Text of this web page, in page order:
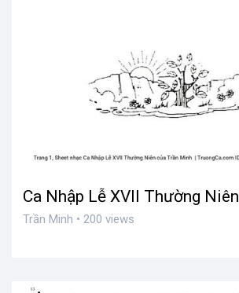
Ca Nhập Lễ XVII Thường Niên
Trần Minh • 200 views